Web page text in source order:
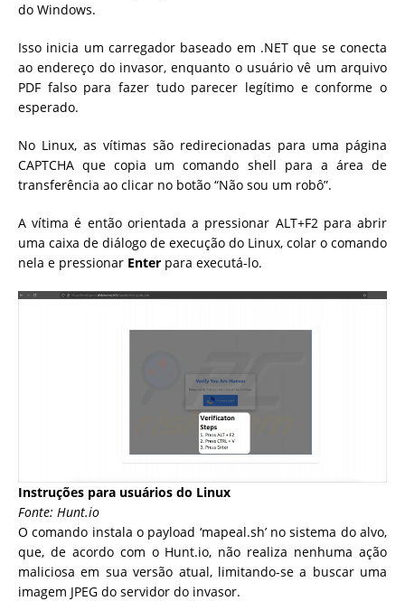
do Windows.
Isso inicia um carregador baseado em .NET que se conecta
ao endereço do invasor, enquanto o usuário vê um arquivo
PDF falso para fazer tudo parecer legítimo e conforme o
esperado.
No Linux, as vítimas são redirecionadas para uma página
CAPTCHA que copia um comando shell para a área de
transferência ao clicar no botão “Não sou um robô”.
A vítima é então orientada a pressionar ALT+F2 para abrir
uma caixa de diálogo de execução do Linux, colar o comando
nela e pressionar Enter para executá-lo.
Instruções para usuários do Linux
Fonte: Hunt.io
O comando instala o payload ‘mapeal.sh’ no sistema do alvo,
que, de acordo com o Hunt.io, não realiza nenhuma ação
maliciosa em sua versão atual, limitando-se a buscar uma
imagem JPEG do servidor do invasor.